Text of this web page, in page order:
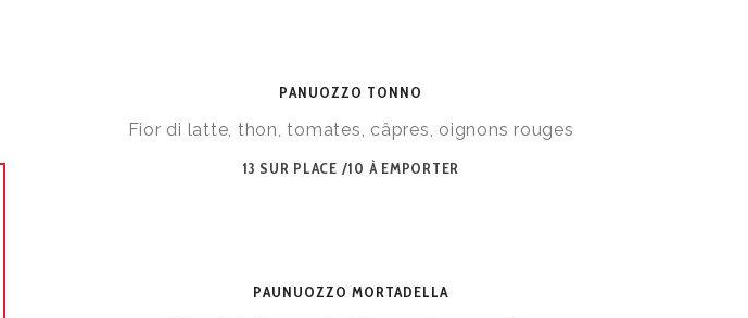
PANUOZZO TONNO
Fior di latte, thon, tomates, câpres, oignons rouges
13 SUR PLACE /10 À EMPORTER
PAUNUOZZO MORTADELLA